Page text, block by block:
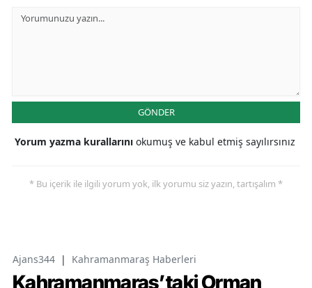
GÖNDER
Yorum yazma kurallarını okumuş ve kabul etmiş sayılırsınız
* Bu içerik ile ilgili yorum yok, ilk yorumu siz yazın, tartışalım *
Ajans344 | Kahramanmaraş Haberleri
Kahramanmaraş’taki Orman